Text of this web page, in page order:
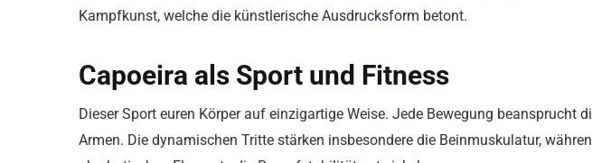
Kampfkunst, welche die künstlerische Ausdrucksform betont.
Capoeira als Sport und Fitness
Dieser Sport euren Körper auf einzigartige Weise. Jede Bewegung beansprucht
Armen. Die dynamischen Tritte stärken insbesondere die Beinmuskulatur,